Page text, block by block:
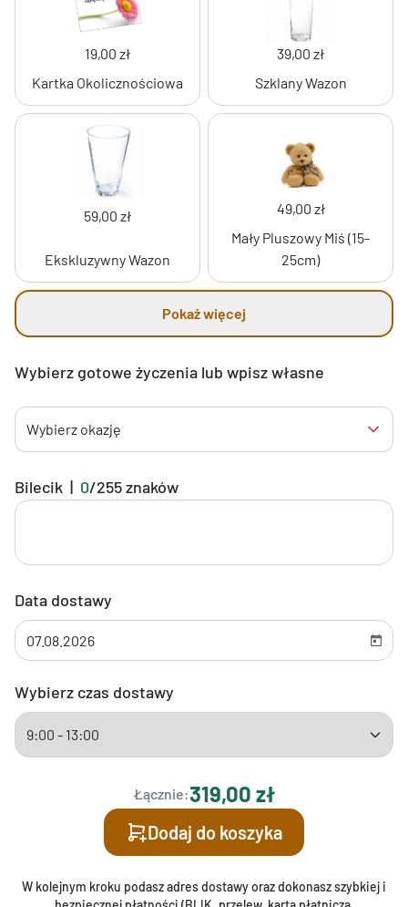
19,00 zł
Kartka Okolicznościowa
39,00 zł
Szklany Wazon
59,00 zł
Ekskluzywny Wazon
49,00 zł
Mały Pluszowy Miś (15-
25cm)
Pokaż więcej
Wybierz gotowe życzenia lub wpisz własne
Wybierz okazję
Bilecik | 0/255znaków
Data dostawy
Wybierz czas dostawy
Łącznie:319,00 zł
Dodaj do koszyka
W kolejnym kroku podasz adres dostawy oraz dokonasz szybkiej i